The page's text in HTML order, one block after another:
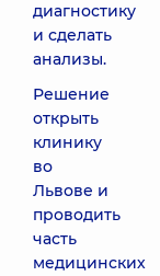
диагностику
и сделать
анализы.
Решение
открыть
клинику
во
Львове и
проводить
часть
медицинских